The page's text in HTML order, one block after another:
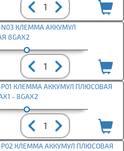
N03 КЛЕММА АККУМУЛ
8GAX2
P01 КЛЕММА АККУМУЛ ПЛЮСОВАЯ
- 8GAX2
P02 КЛЕММА АККУМУЛ ПЛЮСОВАЯ